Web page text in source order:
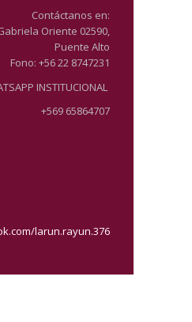
Contáctanos en:
Oriente 02590,
Puente Alto
Fono: +56 22 8747231
INSTITUCIONAL
+569 65864707
larun.rayun.376